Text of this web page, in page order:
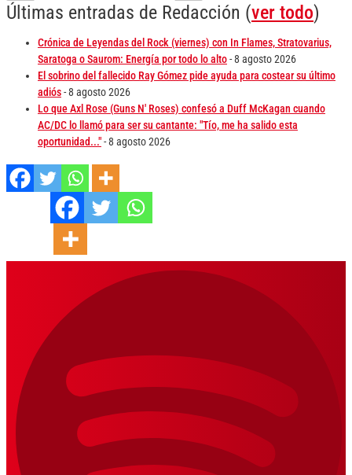
Últimas entradas de Redacción (ver todo)
Crónica de Leyendas del Rock (viernes) con In Flames, Stratovarius,
Saratoga o Saurom: Energía por todo lo alto- 8 agosto 2026
El sobrino del fallecido Ray Gómez pide ayuda para costear su último
adiós- 8 agosto 2026
Lo que Axl Rose (Guns N' Roses) confesó a Duff McKagan cuando
AC/DC lo llamó para ser su cantante: "Tío, me ha salido esta
oportunidad..."- 8 agosto 2026